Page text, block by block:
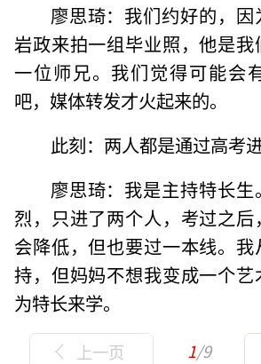
廖思琦：我们约好的，
岩政来拍一组毕业照，他是
一位师兄。我们觉得可能会
吧，媒体转发才火起来的。
此刻：两人都是通过高考
廖思琦：我是主持特长
烈，只进了两个人，考过之
会降低，但也要过一本线。
持，但妈妈不想我变成一个
为特长来学。
上一页 1/9